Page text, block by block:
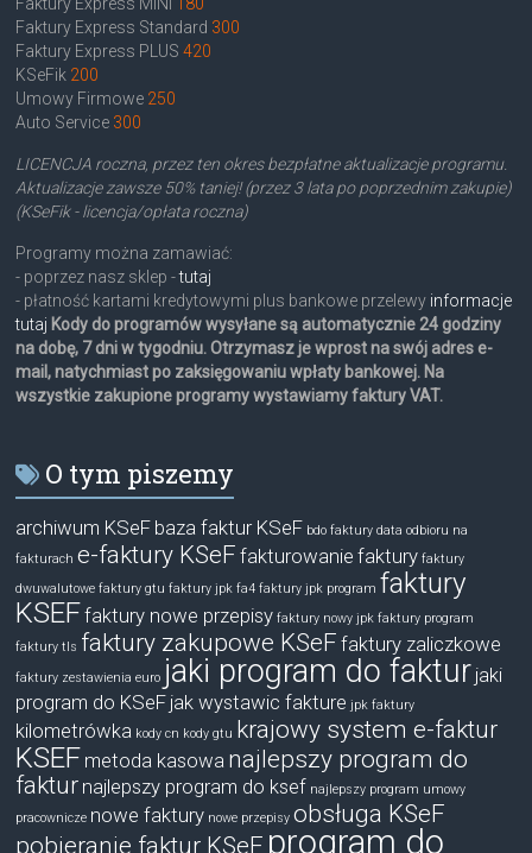
Faktury Express Standard 300
Faktury Express PLUS420
KSeFik 200
Umowy Firmowe 250
Auto Service 300
LICENCJA roczna, przez ten okres bezpłatne aktualizacje programu.
Aktualizacje zawsze 50% taniej! (przez 3 lata po poprzednim zakupie)
(KSeFik - licencja/opłata roczna)
Programy można zamawiać:
- poprzez nasz sklep -tutaj
- płatność kartami kredytowymi plus bankowe przelewy informacje
tutaj Kody do programów wysyłane są automatycznie 24 godziny
na dobę, 7 dni w tygodniu. Otrzymasz je wprost na swój adres e-
mail, natychmiast po zaksięgowaniu wpłaty bankowej. Na
wszystkie zakupione programy wystawiamy faktury VAT.
O tym piszemy
archiwum KSeF baza faktur KSeF bdo faktury data odbioru na
fakturach e-faktury KSeF fakturowanie faktury faktury
dwuwalutowe faktury gtu faktury jpk fa4 faktury jpk program faktury
KSEFfaktury nowe przepisy faktury nowy jpk faktury program
faktury tls faktury zakupowe KSeF faktury zaliczkowe
faktury zestawienia euro jaki program do faktur jaki
program do KSeF jak wystawic fakture jpk faktury
kilometrówka kody cn kody gtu krajowy system e-faktur
KSEF metoda kasowa najlepszy program do
faktur najlepszy program do ksef najlepszy program umowy
pracownicze nowe faktury nowe przepisy obsługa KSeF
pobieranie faktur KSeF program do